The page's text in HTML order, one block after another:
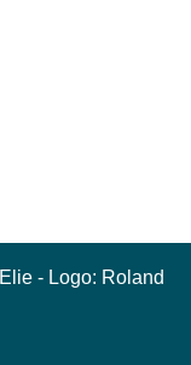
Elie - Logo: Roland